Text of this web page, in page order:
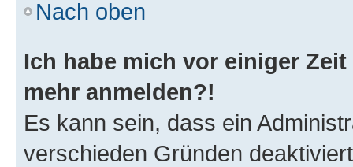
Nach oben
Ich habe mich vor einiger
mehr anmelden?!
Es kann sein, dass ein
verschieden Gründen